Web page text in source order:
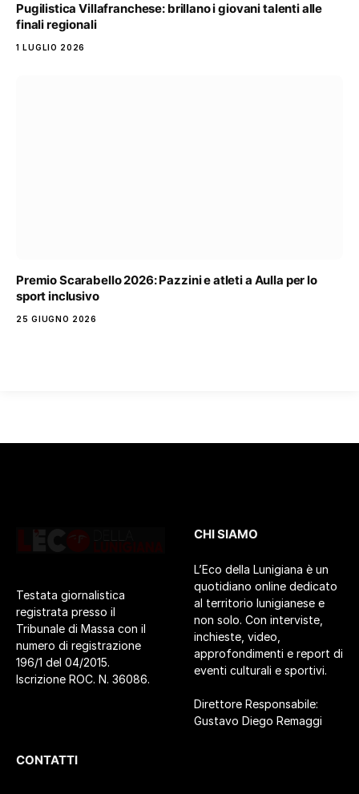
Pugilistica Villafranchese: brillano i giovani talenti alle
finali regionali
1 LUGLIO 2026
Premio Scarabello 2026: Pazzini e atleti a Aulla per lo
sport inclusivo
25 GIUGNO 2026
Testata giornalistica
registrata presso il
Tribunale di Massa con il
numero di registrazione
196/1 del 04/2015.
Iscrizione ROC. N. 36086.
CHI SIAMO
L’Eco della Lunigiana è un
quotidiano online dedicato
al territorio lunigianese e
non solo. Con interviste,
inchieste, video,
approfondimenti e report di
eventi culturali e sportivi.
Direttore Responsabile:
Gustavo Diego Remaggi
CONTATTI